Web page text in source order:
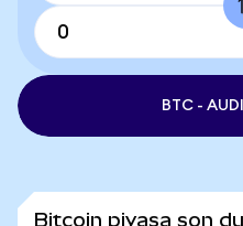
BTC -
Bitcoin piyasa son